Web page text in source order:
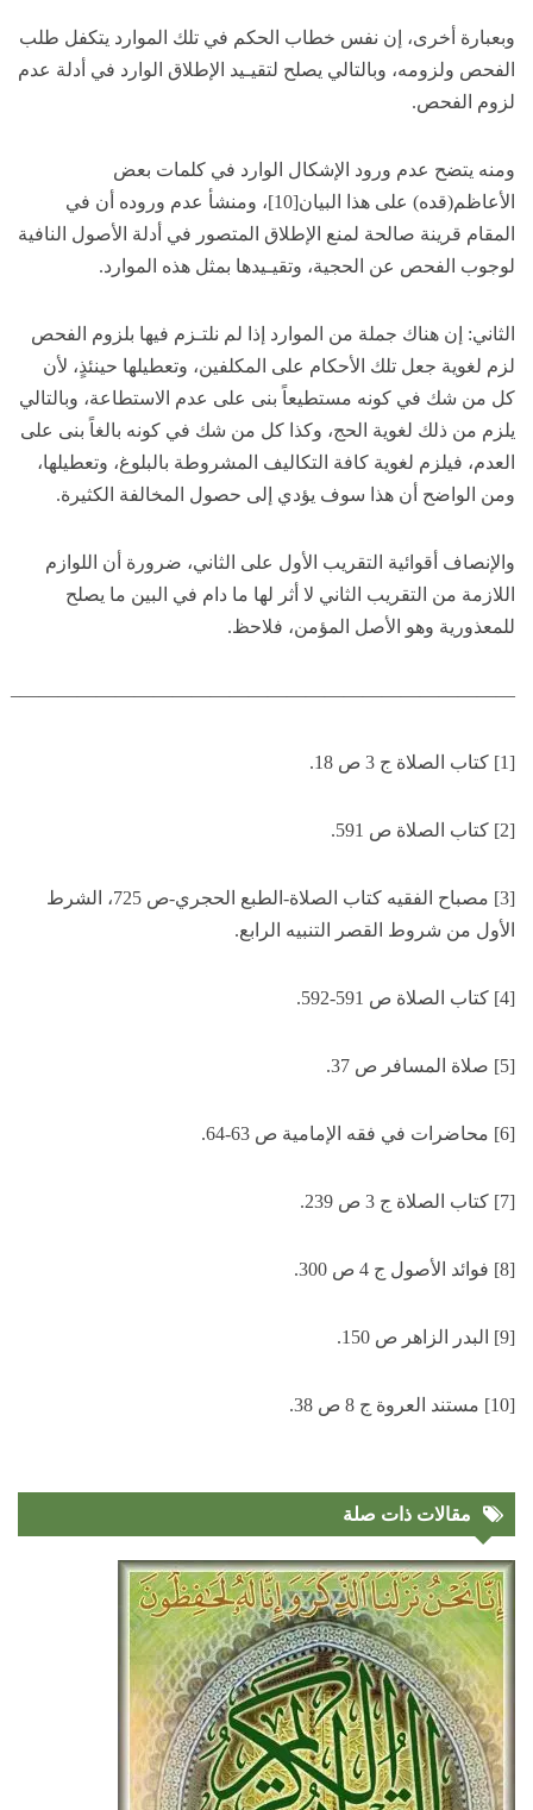
وبعبارة أخرى، إن نفس خطاب الحكم في تلك الموارد يتكفل طلب
الفحص ولزومه، وبالتالي يصلح لتقيـيد الإطلاق الوارد في أدلة عدم
لزوم الفحص.
ومنه يتضح عدم ورود الإشكال الوارد في كلمات بعض
الأعاظم(قده) على هذا البيان[10]، ومنشأ عدم وروده أن في
المقام قرينة صالحة لمنع الإطلاق المتصور في أدلة الأصول النافية
لوجوب الفحص عن الحجية، وتقيـيدها بمثل هذه الموارد.
الثاني: إن هناك جملة من الموارد إذا لم نلتـزم فيها بلزوم الفحص
لزم لغوية جعل تلك الأحكام على المكلفين، وتعطيلها حينئذٍ، لأن
كل من شك في كونه مستطيعاً بنى على عدم الاستطاعة، وبالتالي
يلزم من ذلك لغوية الحج، وكذا كل من شك في كونه بالغاً بنى على
العدم، فيلزم لغوية كافة التكاليف المشروطة بالبلوغ، وتعطيلها،
ومن الواضح أن هذا سوف يؤدي إلى حصول المخالفة الكثيرة.
والإنصاف أقوائية التقريب الأول على الثاني، ضرورة أن اللوازم
اللازمة من التقريب الثاني لا أثر لها ما دام في البين ما يصلح
للمعذورية وهو الأصل المؤمن، فلاحظ.
——————————————————————————–
[1] كتاب الصلاة ج 3 ص 18.
[2] كتاب الصلاة ص 591.
[3] مصباح الفقيه كتاب الصلاة-الطبع الحجري-ص 725، الشرط
الأول من شروط القصر التنبيه الرابع.
[4] كتاب الصلاة ص 591-592.
[5] صلاة المسافر ص 37.
[6] محاضرات في فقه الإمامية ص 63-64.
[7] كتاب الصلاة ج 3 ص 239.
[8] فوائد الأصول ج 4 ص 300.
[9] البدر الزاهر ص 150.
[10] مستند العروة ج 8 ص 38.
مقالات ذات صلة